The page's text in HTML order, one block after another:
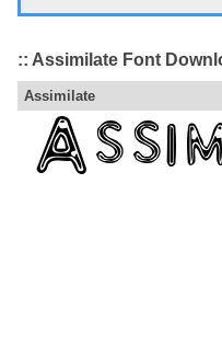
:: Assimilate Font
Assimilate